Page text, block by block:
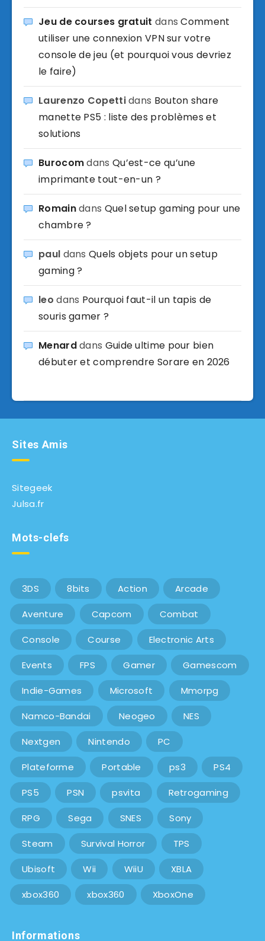
Jeu de courses gratuit dansComment
utiliser une connexion VPN sur votre
console de jeu (et pourquoi vous devriez
le faire)
Laurenzo Copettidans Bouton share
manette PS5 : liste des problèmes et
solutions
Burocomdans Qu’est-ce qu’une
imprimante tout-en-un ?
Romaindans Quel setup gaming pour une
chambre ?
paul dansQuels objets pour un setup
gaming ?
leo dans Pourquoi faut-il un tapis de
souris gamer ?
Menarddans Guide ultime pour bien
débuter et comprendre Sorare en 2026
Sites Amis
Sitegeek
Julsa.fr
Mots-clefs
3DS 8bits Action Arcade
Aventure Capcom Combat
Console Course Electronic Arts
Events FPS Gamer Gamescom
Indie-Games Microsoft Mmorpg
Namco-Bandai Neogeo NES
Nextgen Nintendo PC
Plateforme Portable ps3 PS4
PS5 PSN psvita Retrogaming
RPG Sega SNES Sony
Steam Survival Horror TPS
Ubisoft Wii WiiU XBLA
xbox360 xbox360 XboxOne
Informations